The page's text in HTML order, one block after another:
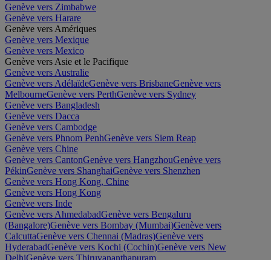
Genève vers Zimbabwe
Genève vers Harare
Genève vers Amériques
Genève vers Mexique
Genève vers Mexico
Genève vers Asie et le Pacifique
Genève vers Australie
Genève vers AdélaïdeGenève vers BrisbaneGenève vers
MelbourneGenève vers PerthGenève vers Sydney
Genève vers Bangladesh
Genève vers Dacca
Genève vers Cambodge
Genève vers Phnom PenhGenève vers Siem Reap
Genève vers Chine
Genève vers CantonGenève vers HangzhouGenève vers
PékinGenève vers ShanghaiGenève vers Shenzhen
Genève vers Hong Kong, Chine
Genève vers Hong Kong
Genève vers Inde
Genève vers AhmedabadGenève vers Bengaluru
(Bangalore)Genève vers Bombay (Mumbai)Genève vers
CalcuttaGenève vers Chennai (Madras)Genève vers
HyderabadGenève vers Kochi (Cochin)Genève vers New
DelhiGenève vers Thiruvananthapuram